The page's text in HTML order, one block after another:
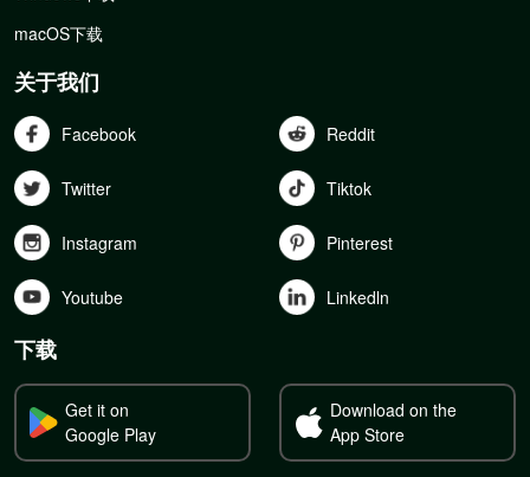
macOS下载
关于我们
Facebook Reddit
Twitter Tiktok
Instagram Pinterest
Youtube Linkedln
下载
Get it on
Google Play
Download on the
App Store